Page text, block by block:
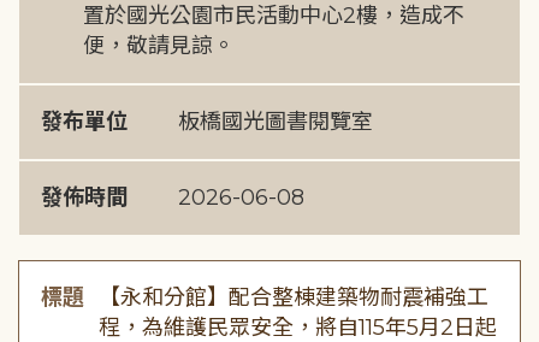
置於國光公園市民活動中心2樓，造成不
便，敬請見諒。
發布單位 板橋國光圖書閱覽室
發佈時間 2026-06-08
標題
【永和分館】配合整棟建築物耐震補強工
程，為維護民眾安全，將自115年5月2日起